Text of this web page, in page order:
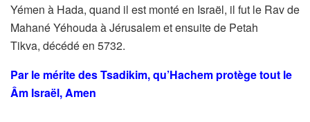
Yémen à Hada, quand il est monté en Israël, il fut le Rav de
Mahané Yéhouda à Jérusalem et ensuite de Petah
Tikva, décédé en 5732.
Par le mérite des Tsadikim, qu’Hachem protège tout le
Âm Israël, Amen